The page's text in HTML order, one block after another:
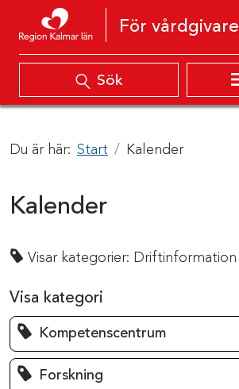
Hoppa till innehåll
För vårdgivare
Sök
Du är här: Start Kalender
Kalender
Visar kategorier: Driftinformation
Visa kategori
Kompetenscentrum
Forskning